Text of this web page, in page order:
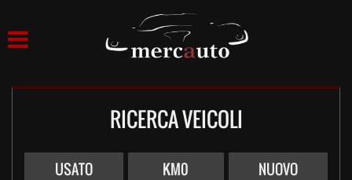
ASSISTENZA
RICERCA VEICOLI
USATO KM0 NUOVO